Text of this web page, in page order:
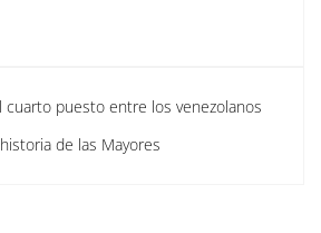
cuarto puesto entre los venezolanos
de las Mayores